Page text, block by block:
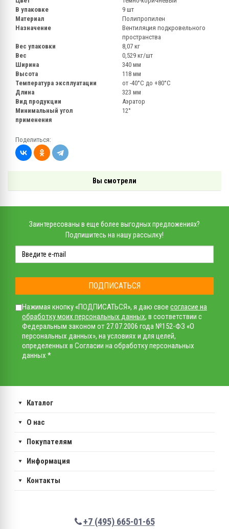
В упаковке
9 шт
Материал
Полипропилен
Назначение
Вентиляция подкровельного
пространства
Вес упаковки
8,07 кг
Вес
0,529 кг/шт
Ширина
340 мм
Высота
118 мм
Температура эксплуатации
от -40°С до +80°С
Длина
323 мм
Вид продукции
Аэратор
Минимальный угол
применения
12°
Поделиться:
Вы смотрели
Заинтересованы в еще более выгодных предложениях?
Подпишитесь на нашу рассылку!
ПОДПИСАТЬСЯ
Нажимая кнопку «ПОДПИСАТЬСЯ», я даю свое согласие на
обработку моих персональных данных, в соответствии с
Федеральным законом от 27.07.2006 года №152-ФЗ «О
персональных данных», на условиях и для целей,
определенных в Согласии на обработку персональных
данных *
Каталог
О нас
Покупателям
Информация
Контакты
+7 (495) 665-01-65